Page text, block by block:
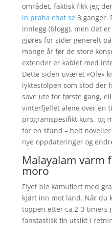
området, faktisk fikk jeg
in praha chat se3 ganger.
innlegg (blogg), men det
gjøres for sider generelt
mange år før de store
extender er kablet med
Dette siden uværet «Ole»
lyktestolpen som stod der
sove ute for første gang,
vinterfjellet alene over en
programspesifikt kurs, og
for en stund – helt
nye oppdateringer og
Malayalam varm
moro
Flyet ble kamuflert med
kjørt inn mot land. Når du
toppen,etter ca.2-3 timers
fanstastisk fin utsikt i